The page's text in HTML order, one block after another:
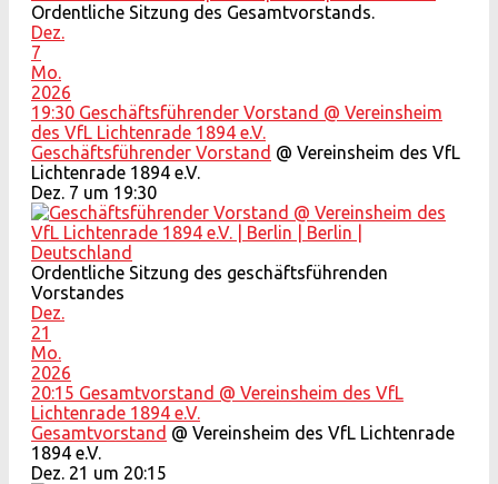
Ordentliche Sitzung des Gesamtvorstands.
Dez.
7
Mo.
2026
19:30 Geschäftsführender Vorstand @ Vereinsheim
des VfL Lichtenrade 1894 e.V.
Geschäftsführender Vorstand @ Vereinsheim des VfL
Lichtenrade 1894 e.V.
Dez. 7 um 19:30
Ordentliche Sitzung des geschäftsführenden
Vorstandes
Dez.
21
Mo.
2026
20:15 Gesamtvorstand @ Vereinsheim des VfL
Lichtenrade 1894 e.V.
Gesamtvorstand @ Vereinsheim des VfL Lichtenrade
1894 e.V.
Dez. 21 um 20:15